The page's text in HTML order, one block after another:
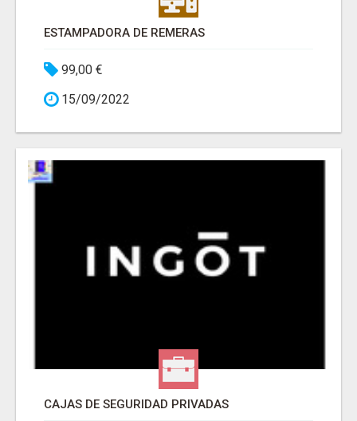
ESTAMPADORA DE REMERAS
99,00 €
15/09/2022
CAJAS DE SEGURIDAD PRIVADAS